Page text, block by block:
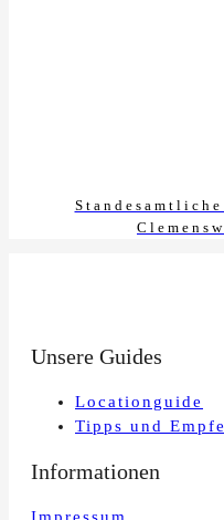
Unsere Guides
Locationguide
Tipps und
Informationen
Impressum